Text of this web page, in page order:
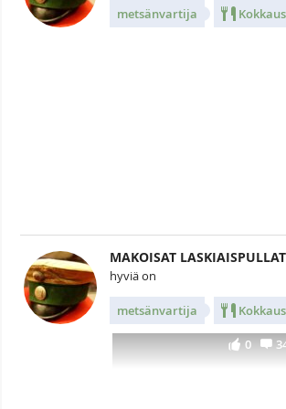
metsänvartija Kokkaus
MAKOISAT LASKIAISPULLAT
hyviä on
metsänvartija Kokkaus
0